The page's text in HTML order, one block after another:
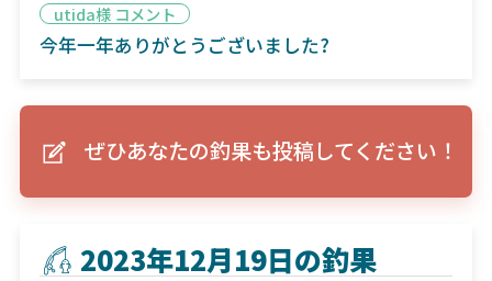
utida様 コメント
今年一年ありがとうございました?
ぜひあなたの釣果も投稿してください！
2023年12月19日の釣果